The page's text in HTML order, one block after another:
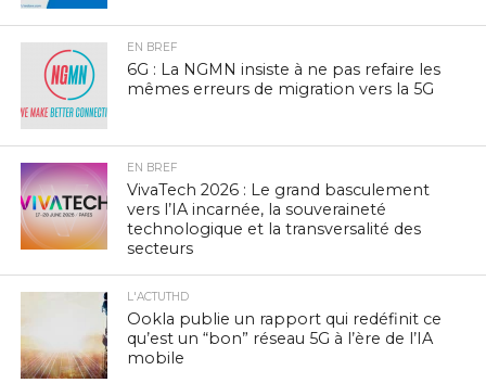
EN BREF
6G : La NGMN insiste à ne pas refaire les
mêmes erreurs de migration vers la 5G
EN BREF
VivaTech 2026 : Le grand basculement
vers l’IA incarnée, la souveraineté
technologique et la transversalité des
secteurs
L'ACTUTHD
Ookla publie un rapport qui redéfinit ce
qu’est un “bon” réseau 5G à l’ère de l’IA
mobile